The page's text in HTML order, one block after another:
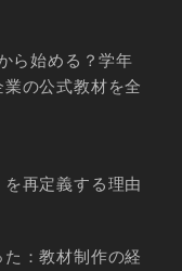
ら始める？学年
の公式教材を全
再定義する理由
た：教材制作の経